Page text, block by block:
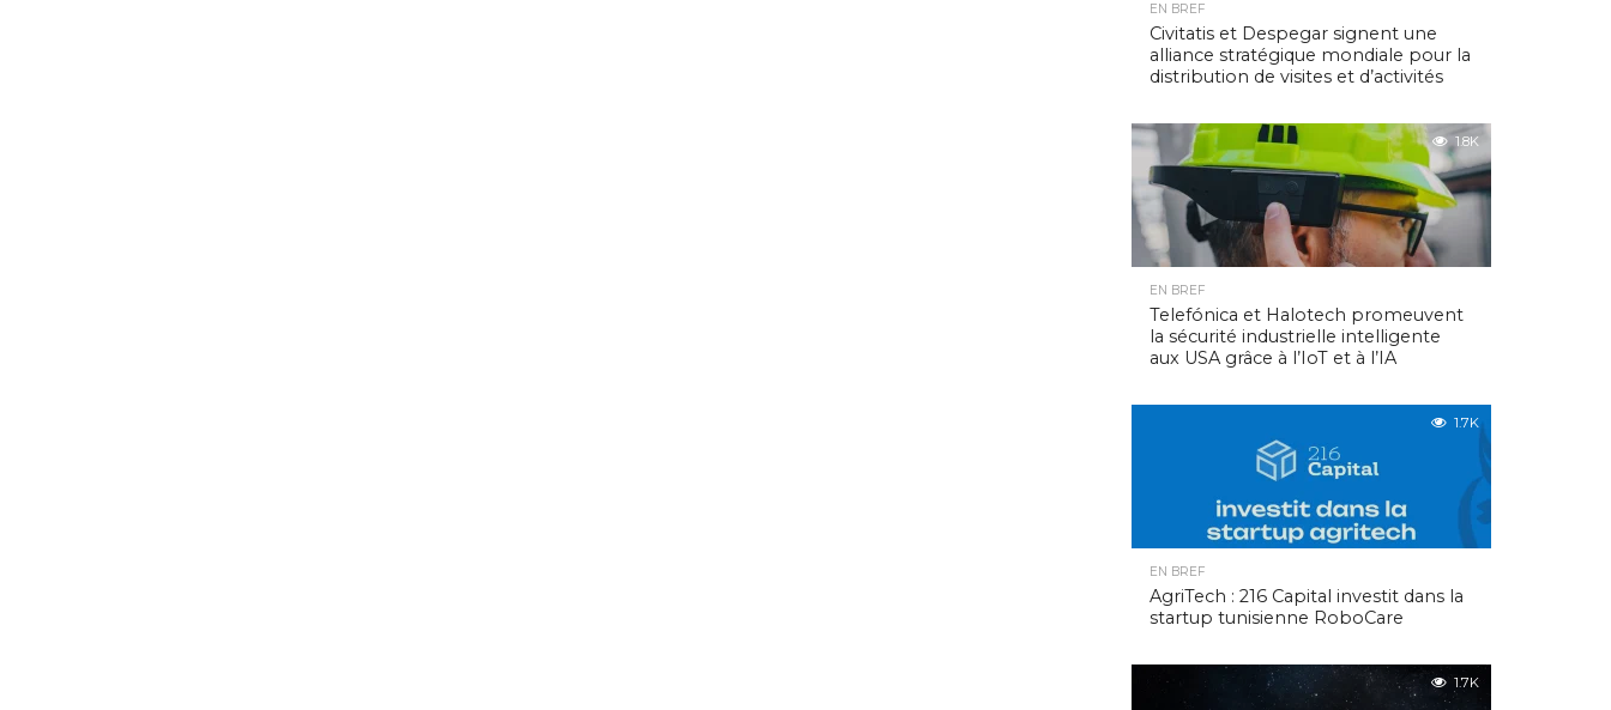
EN BREF
Civitatis et Despegar signent une
alliance stratégique mondiale pour la
distribution de visites et d’activités
1.8K
EN BREF
Telefónica et Halotech promeuvent
la sécurité industrielle intelligente
aux USA grâce à l’IoT et à l’IA
1.7K
EN BREF
AgriTech : 216 Capital investit dans la
startup tunisienne RoboCare
1.7K